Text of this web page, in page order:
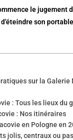
le jugement
son
sur la Galerie
: Tous les lieux du
: Nos itinéraires
en Pologne en
jolis, centraux ou